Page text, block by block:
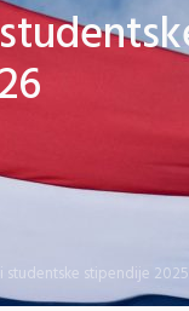
studentske stipendije